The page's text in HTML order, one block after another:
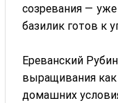
созревания —
базилик готов к
Ереванский
выращивания
домашних